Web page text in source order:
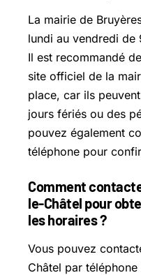
La mairie de
lundi au vendredi de
Il est recommandé
site officiel de la
place, car ils
jours fériés ou des
pouvez également
téléphone pour
Comment
le-Châtel pour
les horaires ?
Vous pouvez
Châtel par